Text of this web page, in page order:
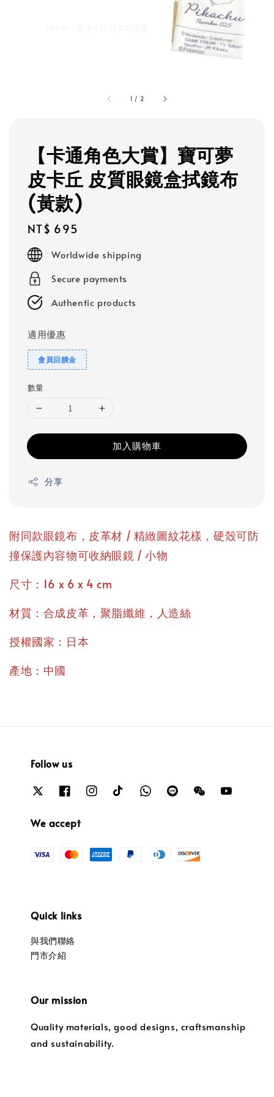
1 / 2
【卡通角色大賞】寶可夢
皮卡丘 皮質眼鏡盒拭鏡布
(黃款)
Regular
price
NT$ 695
Worldwide shipping
Secure payments
Authentic products
適用優惠
會員回饋金
數量
加入購物車
分享
附同款眼鏡布，皮革材 / 精緻圖紋花樣，硬殼可防
撞保護內容物可收納眼鏡 / 小物
尺寸：16 x 6 x 4 cm
材質：合成皮革，聚脂纖維，人造絲
授權國家：日本
產地：中國
Follow us
We accept
Quick links
與我們聯絡
門市介紹
Our mission
Quality materials, good designs, craftsmanship
and sustainability.